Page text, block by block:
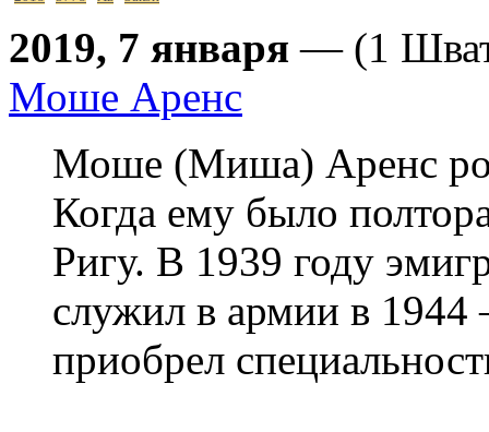
2019, 7 января — (1
Моше Аренс
Моше (Миша) Аренс
Когда ему было
Ригу. В 1939 году
служил в армии в 1944
приобрел